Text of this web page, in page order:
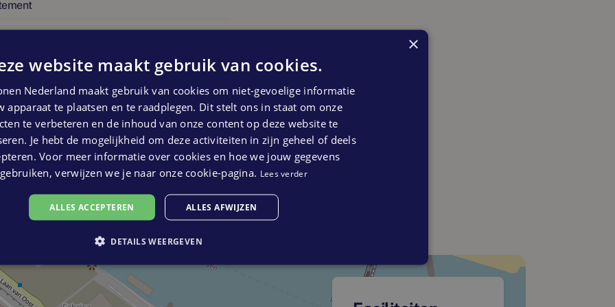
Je vindt het in de Boterfabriek!
informatie of neem contact met ons op
×
website maakt gebruik van cookies.
Nederland maakt gebruik van cookies om niet-gevoelige informatie
apparaat te plaatsen en te raadplegen. Dit stelt ons in staat om onze
te verbeteren en de inhoud van onze content op deze website te
Je hebt de mogelijkheid om deze activiteiten in zijn geheel of deels
Voor meer informatie over cookies en hoe we jouw gegevens
gebruiken, verwijzen we je naar onze cookie-pagina. Lees verder
ALLES ACCEPTEREN ALLES AFWIJZEN
DETAILS WEERGEVEN